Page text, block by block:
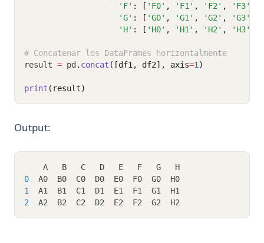
'F' : [ 'F0' , 'F1' , 'F2' , 'F3'
'G' : [ 'G0' , 'G1' , 'G2' , 'G3'
'H' : [ 'H0' , 'H1' , 'H2' , 'H3'
# Concatenar los DataFrames horizontalmente
result = pd . concat ([df1, df2], axis=1 )
print (result)
Output:
    A   B   C   D   E   F   G   H
0
  A0  B0  C0  D0  E0  F0  G0  H0
1
  A1  B1  C1  D1  E1  F1  G1  H1
2
  A2  B2  C2  D2  E2  F2  G2  H2